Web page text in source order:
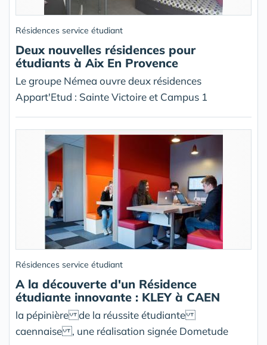
Résidences service étudiant
Deux nouvelles résidences pour
étudiants à Aix En Provence
Le groupe Némea ouvre deux résidences
Appart'Etud : Sainte Victoire et Campus 1
Résidences service étudiant
A la découverte d'un Résidence
étudiante innovante : KLEY à CAEN
la pépinière de la réussite étudiante
caennaise , une réalisation signée Dometude